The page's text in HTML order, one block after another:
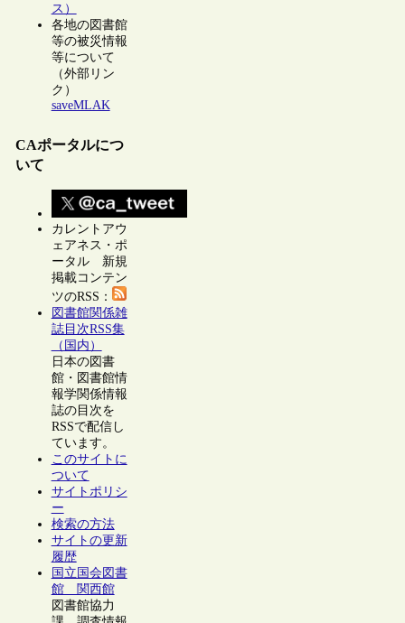
ス）
各地の図書館
等の被災情報
等について
（外部リン
ク）
saveMLAK
CAポータルにつ
いて
カレントアウ
ェアネス・ポ
ータル 新規
掲載コンテン
ツのRSS：
図書館関係雑
誌目次RSS集
（国内）
日本の図書
館・図書館情
報学関係情報
誌の目次を
RSSで配信し
ています。
このサイトに
ついて
サイトポリシ
ー
検索の方法
サイトの更新
履歴
国立国会図書
館 関西館
図書館協力